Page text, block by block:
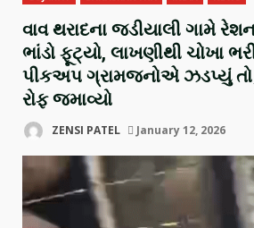
વાવ થરાદના જડીયાલી ગામે
ભાંડો ફૂટ્યો, લાખણીથી ચોખા
પીકઅપ ગ્રામજનોએ ઝડપ્યું
રોફ જમાવ્યો
ZENSI PATEL January 12, 2026